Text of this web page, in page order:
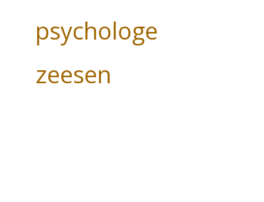
psychologe
zeesen